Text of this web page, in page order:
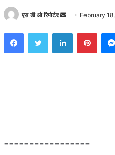
एस डी ओ रिपोर्टर
Send February
FacebookTwitter LinkedIn
=================